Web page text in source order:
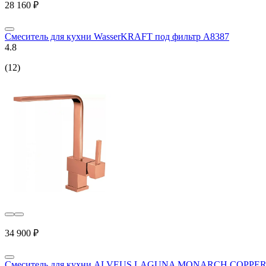
28 160 ₽
Смеситель для кухни WasserKRAFT под фильтр A8387
4.8
(12)
34 900 ₽